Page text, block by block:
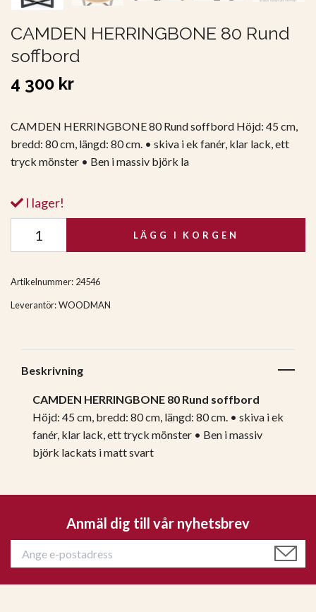
CAMDEN HERRINGBONE 80 Rund
soffbord
4 300 kr
CAMDEN HERRINGBONE 80 Rund soffbord Höjd: 45 cm,
bredd: 80 cm, längd: 80 cm. • skiva i ek fanér, klar lack, ett
tryck mönster • Ben i massiv björk la
I lager!
LÄGG I KORGEN
Artikelnummer: 24546
Leverantör:WOODMAN
Beskrivning
CAMDEN HERRINGBONE 80 Rund soffbord
Höjd: 45 cm, bredd: 80 cm, längd: 80 cm. • skiva i ek
fanér, klar lack, ett tryck mönster • Ben i massiv
björk lackats i matt svart
Anmäl dig till vår nyhetsbrev